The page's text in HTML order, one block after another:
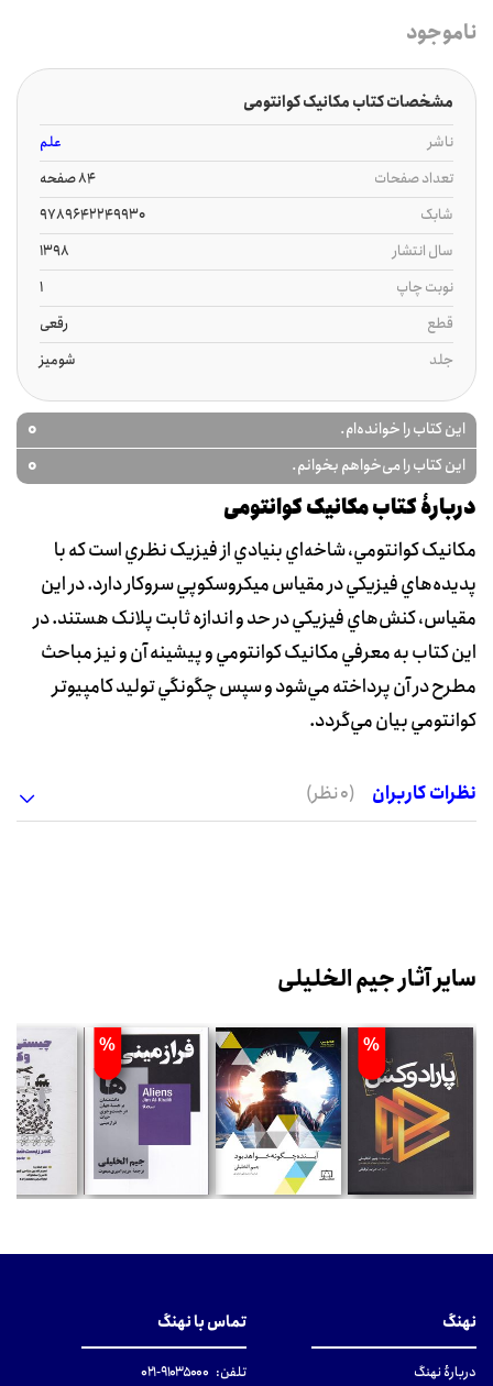
ناموجود
مشخصات کتاب مکانیک کوانتومی
ناشر
علم
تعداد صفحات
84 صفحه
شابک
9789642249930
سال انتشار
1398
نوبت چاپ
1
قطع
رقعی
جلد
شومیز
این کتاب را خوانده‌ام. 0
این کتاب را می‌خواهم بخوانم. 0
دربارۀ کتاب مکانیک کوانتومی
مکانيک کوانتومي، شاخه‌اي بنيادي از فيزيک نظري است که با
پديده‌هاي فيزيکي در مقياس ميکروسکوپي سروکار دارد. در اين
مقياس، کنش‌هاي فيزيکي در حد و اندازه ثابت پلانک هستند. در
اين کتاب به معرفي مکانيک کوانتومي و پيشينه آن و نيز مباحث
مطرح در آن پرداخته مي‌شود و سپس چگونگي توليد کامپيوتر
کوانتومي بيان مي‌گردد.
نظرات کاربران (0 نظر)
سایر آثار جیم الخلیلی
%
%
نهنگ
دربارهٔ نهنگ
تماس با نهنگ
تلفن: ۹۱۰۳۵۰۰۰-۰۲۱